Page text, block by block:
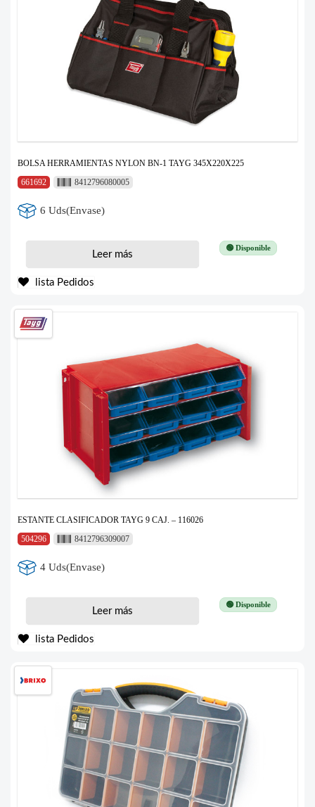
BOLSA HERRAMIENTAS NYLON BN-1 TAYG 345X220X225
661692
8412796080005
6 Uds(Envase)
🟢 Disponible
Leer más
lista Pedidos
ESTANTE CLASIFICADOR TAYG 9 CAJ. – 116026
504296
8412796309007
4 Uds(Envase)
🟢 Disponible
Leer más
lista Pedidos